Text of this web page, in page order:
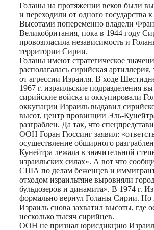
Голаны на протяжении веков были
и переходили от одного государства
Высотами попеременно владели
Великобритания, пока в 1944 году
провозгласила независимость и
территории Сирии.
Голаны имеют стратегическое
располагалась сирийская
от агрессии Израиля. В ходе
1967 г. израильские подразделения
сирийские войска и оккупировали
оккупации Израиль выдавил
высот, центр провинции Эль-
разграблен. Да так, что
ООН Горан Гюссинг заявил:
осуществление обширного
Кунейтра лежала в значительной
израильских силах». А вот что
США по делам беженцев и
отходом израильтяне выровняли
бульдозеров и динамита». В 1974 г.
формально вернул Голаны Сирии. Но
Израиль снова захватил высоты, где
несколько тысяч сирийцев.
ООН не признал юрисдикцию